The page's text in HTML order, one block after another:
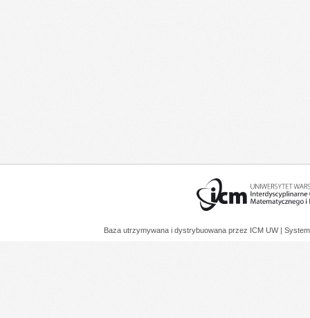
Baza utrzymywana i dystrybuowana przez ICM UW |